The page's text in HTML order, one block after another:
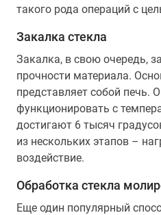
такого рода операций с
Закалка стекла
Закалка, в свою очередь,
прочности материала.
представляет собой печь.
функционировать с
достигают 6 тысяч
из нескольких этапов –
воздействие.
Обработка стекла
Еще один популярный